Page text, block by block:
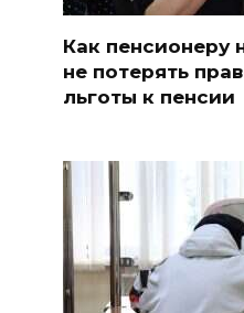
Как пенсионеру
не потерять
льготы к пенсии